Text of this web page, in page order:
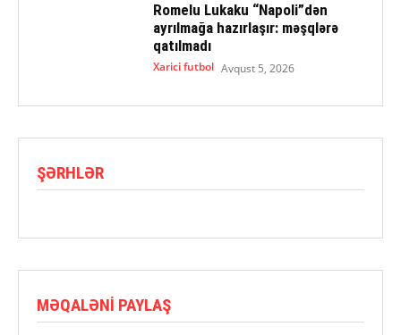
Romelu Lukaku “Napoli”dən
ayrılmağa hazırlaşır: məşqlərə
qatılmadı
Xarici futbol Avqust 5, 2026
ŞƏRHLƏR
MƏQALƏNI PAYLAŞ